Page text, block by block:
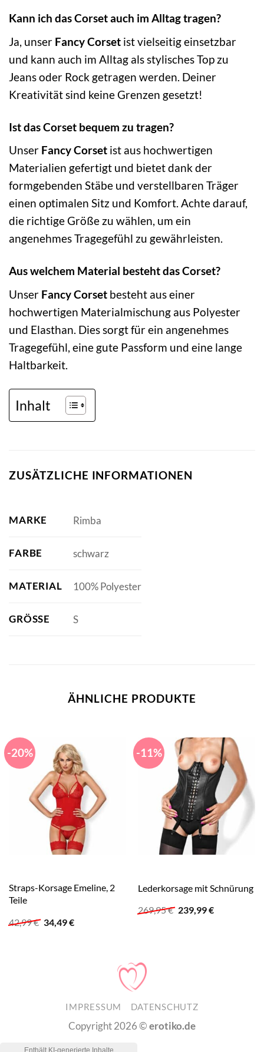
Kann ich das Corset auch im Alltag tragen?
Ja, unser Fancy Corset ist vielseitig einsetzbar
und kann auch im Alltag als stylisches Top zu
Jeans oder Rock getragen werden. Deiner
Kreativität sind keine Grenzen gesetzt!
Ist das Corset bequem zu tragen?
Unser Fancy Corset ist aus hochwertigen
Materialien gefertigt und bietet dank der
formgebenden Stäbe und verstellbaren Träger
einen optimalen Sitz und Komfort. Achte darauf,
die richtige Größe zu wählen, um ein
angenehmes Tragegefühl zu gewährleisten.
Aus welchem Material besteht das Corset?
Unser Fancy Corset besteht aus einer
hochwertigen Materialmischung aus Polyester
und Elasthan. Dies sorgt für ein angenehmes
Tragegefühl, eine gute Passform und eine lange
Haltbarkeit.
Inhalt
ZUSÄTZLICHE INFORMATIONEN
MARKE Rimba
FARBE schwarz
MATERIAL 100% Polyester
GRÖSSE S
ÄHNLICHE PRODUKTE
-20%
Straps-Korsage Emeline, 2
Teile
42,99€ Ursprünglicher
Preis
34,49€Aktueller
-11%
Lederkorsage mit Schnürung
269,95€ Ursprünglicher
239,99€Aktueller
IMPRESSUM DATENSCHUTZ
Copyright 2026 ©erotiko.de